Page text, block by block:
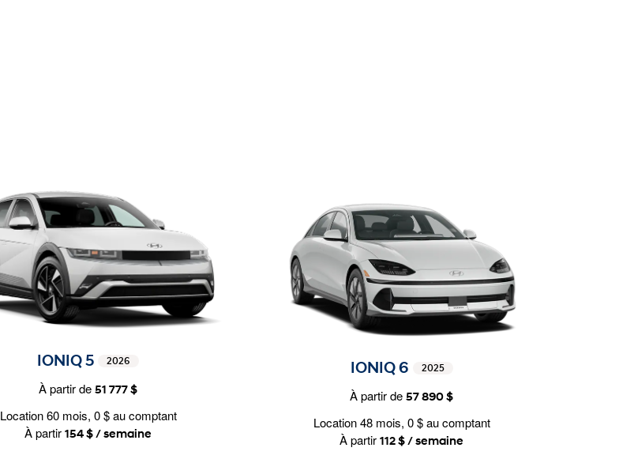
IONIQ 5 2026
À partir de51 777 $
Location 60 mois, 0 $ au comptant
À partir154 $ / semaine
IONIQ 6 2025
À partir de57 890 $
Location 48 mois, 0 $ au comptant
À partir112 $ / semaine